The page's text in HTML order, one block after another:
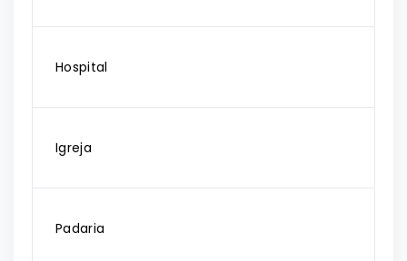
Hospital
Igreja
Padaria